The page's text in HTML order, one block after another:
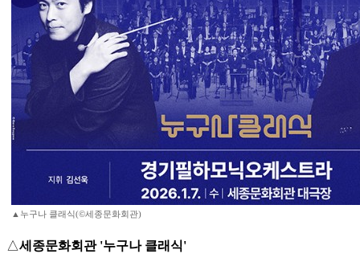
▲누구나 클래식(©세종문화회관)
△세종문화회관 '누구나 클래식'